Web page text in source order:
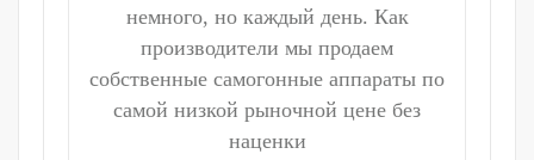
немного, но каждый день. Как
производители мы продаем
собственные самогонные аппараты по
самой низкой рыночной цене без
наценки